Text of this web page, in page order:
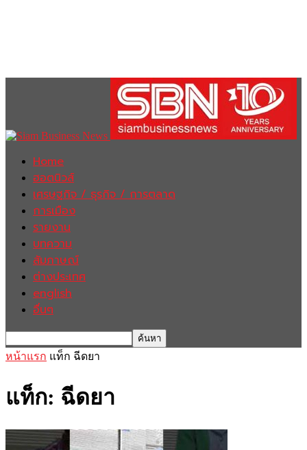
Home
ฮอตนิวส์
เศรษฐกิจ / ธุรกิจ / การตลาด
การเมือง
รายงาน
บทความ
สัมภาษณ์
ต่างประเทศ
english
อื่นๆ
หน้าแรก แท็ก ฉีดยา
แท็ก: ฉีดยา